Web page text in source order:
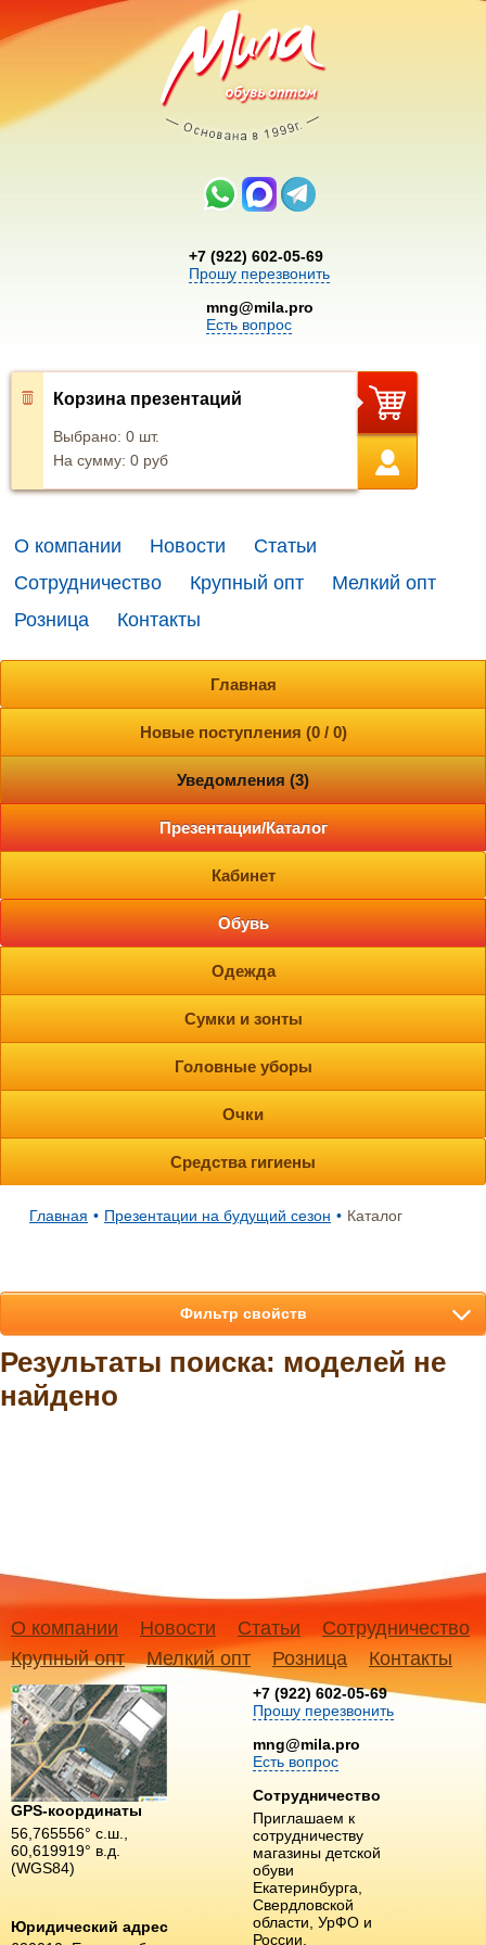
+7 (922) 602-05-69
Прошу перезвонить
mng@mila.pro
Есть вопрос
Корзина презентаций
Выбрано: 0 шт.
На сумму: 0 руб
О компании Новости
Статьи
Сотрудничество
Крупный опт
Мелкий опт
Розница
Контакты
Главная
Новые поступления (0 / 0)
Уведомления (3)
Презентации/Каталог
Кабинет
Обувь
Одежда
Сумки и зонты
Головные уборы
Очки
Средства гигиены
Главная • Презентации на будущий сезон • Каталог
Результаты поиска: моделей не
найдено
Фильтр свойств
О компании Новости Статьи
Сотрудничество
Крупный опт
Мелкий опт Розница Контакты
GPS-координаты
56,765556° с.ш.,
60,619919° в.д.
(WGS84)
Юридический адрес
+7 (922) 602-05-69
Прошу перезвонить
mng@mila.pro
Есть вопрос
Сотрудничество
Приглашаем к
сотрудничеству
магазины детской
обуви
Екатеринбурга,
Свердловской
области, УрФО и
России.